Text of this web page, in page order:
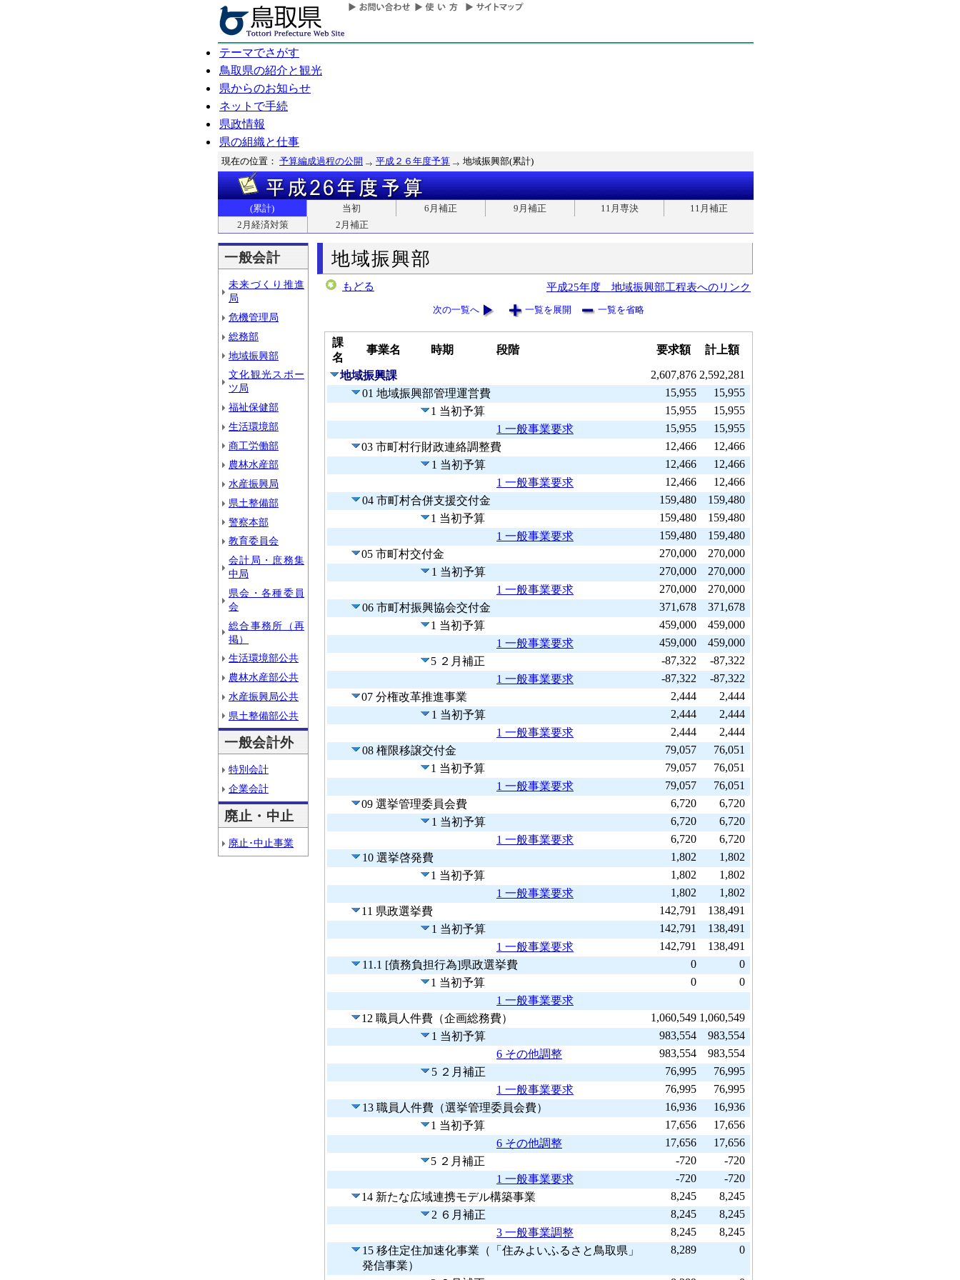
テーマでさがす
鳥取県の紹介と観光
県からのお知らせ
ネットで手続
県政情報
県の組織と仕事
現在の位置： 予算編成過程の公開 平成２６年度予算 地域振興部(累計)
(累計) 当初 6月補正 9月補正 11月専決
11月補正
2月経済対策
2月補正
一般会計
未来づくり推進
局
危機管理局
総務部
地域振興部
文化観光スポー
ツ局
福祉保健部
生活環境部
商工労働部
農林水産部
水産振興局
県土整備部
警察本部
教育委員会
会計局・庶務集
中局
県会・各種委員
会
総合事務所（再
掲）
生活環境部公共
農林水産部公共
水産振興局公共
県土整備部公共
一般会計外
特別会計
企業会計
廃止・中止
廃止･中止事業
地域振興部
もどる 平成25年度 地域振興部工程表へのリンク
次の一覧へ 一覧を展開 一覧を省略
課
名
事業名 時期 段階 要求額 計上額
地域振興課 2,607,876 2,592,281
01 地域振興部管理運営費
15,955
15,955
1 当初予算
15,955
15,955
1 一般事業要求
15,955
15,955
03 市町村行財政連絡調整費
12,466
12,466
1 当初予算
12,466
12,466
1 一般事業要求
12,466
12,466
04 市町村合併支援交付金
159,480
159,480
1 当初予算
159,480
159,480
1 一般事業要求
159,480
159,480
05 市町村交付金
270,000
270,000
1 当初予算
270,000
270,000
1 一般事業要求
270,000
270,000
06 市町村振興協会交付金
371,678
371,678
1 当初予算
459,000
459,000
1 一般事業要求
459,000
459,000
5 ２月補正
-87,322
-87,322
1 一般事業要求
-87,322
-87,322
07 分権改革推進事業
2,444
2,444
1 当初予算
2,444
2,444
1 一般事業要求
2,444
2,444
08 権限移譲交付金
79,057
76,051
1 当初予算
79,057
76,051
1 一般事業要求
79,057
76,051
09 選挙管理委員会費
6,720
6,720
1 当初予算
6,720
6,720
1 一般事業要求
6,720
6,720
10 選挙啓発費
1,802
1,802
1 当初予算
1,802
1,802
1 一般事業要求
1,802
1,802
11 県政選挙費
142,791
138,491
1 当初予算
142,791
138,491
1 一般事業要求
142,791
138,491
11.1 [債務負担行為]県政選挙費
0
0
1 当初予算
0
0
1 一般事業要求
12 職員人件費（企画総務費）
1,060,549 1,060,549
1 当初予算
983,554
983,554
6 その他調整
983,554
983,554
5 ２月補正
76,995
76,995
1 一般事業要求
76,995
76,995
13 職員人件費（選挙管理委員会費）
16,936
16,936
1 当初予算
17,656
17,656
6 その他調整
17,656
17,656
5 ２月補正
-720
-720
1 一般事業要求
-720
-720
14 新たな広域連携モデル構築事業
8,245
8,245
2 ６月補正
8,245
8,245
3 一般事業調整
8,245
8,245
15 移住定住加速化事業（「住みよいふるさと鳥取県」
発信事業）
8,289 0